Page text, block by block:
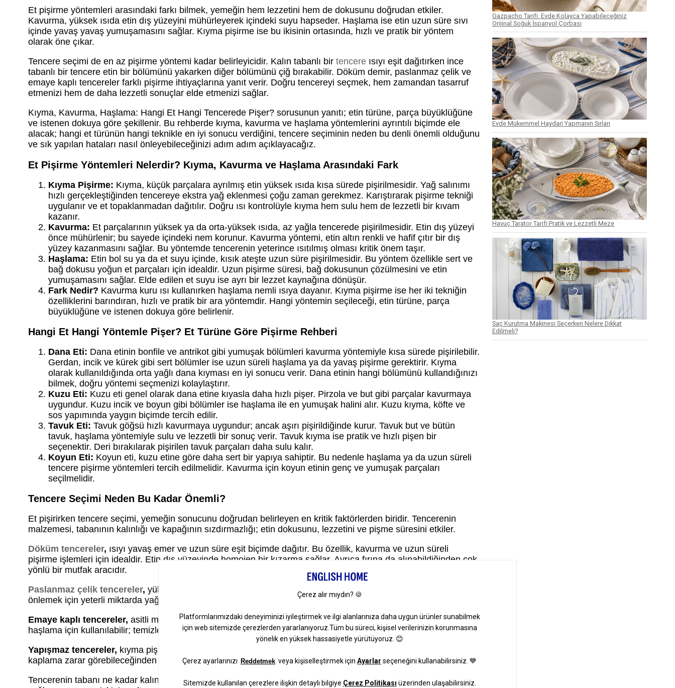
Et pişirme yöntemleri arasındaki farkı bilmek, yemeğin hem lezzetini hem de dokusunu doğrudan etkiler.
Kavurma, yüksek ısıda etin dış yüzeyini mühürleyerek içindeki suyu hapseder. Haşlama ise etin uzun süre sıvı
içinde yavaş yavaş yumuşamasını sağlar. Kıyma pişirme ise bu ikisinin ortasında, hızlı ve pratik bir yöntem
olarak öne çıkar.
Tencere seçimi de en az pişirme yöntemi kadar belirleyicidir. Kalın tabanlı bir tencere ısıyı eşit dağıtırken ince
tabanlı bir tencere etin bir bölümünü yakarken diğer bölümünü çiğ bırakabilir. Döküm demir, paslanmaz çelik ve
emaye kaplı tencereler farklı pişirme ihtiyaçlarına yanıt verir. Doğru tencereyi seçmek, hem zamandan tasarruf
etmenizi hem de daha lezzetli sonuçlar elde etmenizi sağlar.
Kıyma, Kavurma, Haşlama: Hangi Et Hangi Tencerede Pişer? sorusunun yanıtı; etin türüne, parça büyüklüğüne
ve istenen dokuya göre şekillenir. Bu rehberde kıyma, kavurma ve haşlama yöntemlerini ayrıntılı biçimde ele
alacak; hangi et türünün hangi teknikle en iyi sonucu verdiğini, tencere seçiminin neden bu denli önemli olduğunu
ve sık yapılan hataları nasıl önleyebileceğinizi adım adım açıklayacağız.
Et Pişirme Yöntemleri Nelerdir? Kıyma, Kavurma ve Haşlama Arasındaki Fark
Kıyma Pişirme: Kıyma, küçük parçalara ayrılmış etin yüksek ısıda kısa sürede pişirilmesidir. Yağ salınımı
hızlı gerçekleştiğinden tencereye ekstra yağ eklenmesi çoğu zaman gerekmez. Karıştırarak pişirme tekniği
uygulanır ve et topaklanmadan dağıtılır. Doğru ısı kontrolüyle kıyma hem sulu hem de lezzetli bir kıvam
kazanır.
Kavurma: Et parçalarının yüksek ya da orta-yüksek ısıda, az yağla tencerede pişirilmesidir. Etin dış yüzeyi
önce mühürlenir; bu sayede içindeki nem korunur. Kavurma yöntemi, etin altın renkli ve hafif çıtır bir dış
yüzey kazanmasını sağlar. Bu yöntemde tencerenin yeterince ısıtılmış olması kritik önem taşır.
Haşlama: Etin bol su ya da et suyu içinde, kısık ateşte uzun süre pişirilmesidir. Bu yöntem özellikle sert ve
bağ dokusu yoğun et parçaları için idealdir. Uzun pişirme süresi, bağ dokusunun çözülmesini ve etin
yumuşamasını sağlar. Elde edilen et suyu ise ayrı bir lezzet kaynağına dönüşür.
Fark Nedir? Kavurma kuru ısı kullanırken haşlama nemli ısıya dayanır. Kıyma pişirme ise her iki tekniğin
özelliklerini barındıran, hızlı ve pratik bir ara yöntemdir. Hangi yöntemin seçileceği, etin türüne, parça
büyüklüğüne ve istenen dokuya göre belirlenir.
Hangi Et Hangi Yöntemle Pişer? Et Türüne Göre Pişirme Rehberi
Dana Eti: Dana etinin bonfile ve antrikot gibi yumuşak bölümleri kavurma yöntemiyle kısa sürede pişirilebilir.
Gerdan, incik ve kürek gibi sert bölümler ise uzun süreli haşlama ya da yavaş pişirme gerektirir. Kıyma
olarak kullanıldığında orta yağlı dana kıyması en iyi sonucu verir. Dana etinin hangi bölümünü kullandığınızı
bilmek, doğru yöntemi seçmenizi kolaylaştırır.
Kuzu Eti: Kuzu eti genel olarak dana etine kıyasla daha hızlı pişer. Pirzola ve but gibi parçalar kavurmaya
uygundur. Kuzu incik ve boyun gibi bölümler ise haşlama ile en yumuşak halini alır. Kuzu kıyma, köfte ve
sos yapımında yaygın biçimde tercih edilir.
Tavuk Eti: Tavuk göğsü hızlı kavurmaya uygundur; ancak aşırı pişirildiğinde kurur. Tavuk but ve bütün
tavuk, haşlama yöntemiyle sulu ve lezzetli bir sonuç verir. Tavuk kıyma ise pratik ve hızlı pişen bir
seçenektir. Deri bırakılarak pişirilen tavuk parçaları daha sulu kalır.
Koyun Eti: Koyun eti, kuzu etine göre daha sert bir yapıya sahiptir. Bu nedenle haşlama ya da uzun süreli
tencere pişirme yöntemleri tercih edilmelidir. Kavurma için koyun etinin genç ve yumuşak parçaları
seçilmelidir.
Tencere Seçimi Neden Bu Kadar Önemli?
Et pişirirken tencere seçimi, yemeğin sonucunu doğrudan belirleyen en kritik faktörlerden biridir. Tencerenin
malzemesi, tabanının kalınlığı ve kapağının sızdırmazlığı; etin dokusunu, lezzetini ve pişme süresini etkiler.
Döküm tencereler, ısıyı yavaş emer ve uzun süre eşit biçimde dağıtır. Bu özellik, kavurma ve uzun süreli
pişirme işlemleri için idealdir. Etin dış yüzeyinde homojen bir kızarma sağlar. Ayrıca fırına da alınabildiğinden çok
yönlü bir mutfak aracıdır.
Paslanmaz çelik tencereler, yüksek ısıya dayanıklıdır ve etin mühürlenmesi için uygundur. Ancak yapışmayı
önlemek için yeterli miktarda yağ kullanılması ve tencerenin önceden ısıtılması gerekir.
Emaye kaplı tencereler, asitli malzemelerle (domates, limon gibi) reaksiyona girmez. Hem kavurma hem de
haşlama için kullanılabilir; temizlenmesi de oldukça kolaydır.
Yapışmaz tencereler, kıyma pişirme için pratik bir seçenektir. Ancak yüksek ısıya uzun süre maruz kaldığında
kaplama zarar görebileceğinden dikkatli kullanılmalıdır.
Tencerenin tabanı ne kadar kalın olursa ısı dağılımı o kadar dengeli olur; bu da etin her tarafının eşit pişmesini
Gazpacho Tarifi: Evde Kolayca Yapabileceğiniz
Orijinal Soğuk İspanyol Çorbası
Evde Mükemmel Haydari Yapmanın Sırları
Havuç Tarator Tarifi:Pratik ve Lezzetli Meze
Saç Kurutma Makinesi Seçerken Nelere Dikkat
Edilmeli?